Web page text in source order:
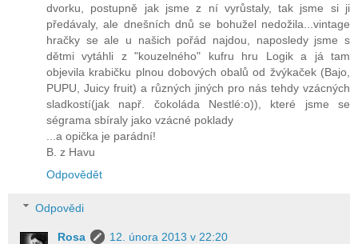
dvorku, postupně jak jsme z ní vyrůstaly, tak jsme si ji
předávaly, ale dnešních dnů se bohužel nedožila...vintage
hračky se ale u našich pořád najdou, naposledy jsme s
dětmi vytáhli z "kouzelného" kufru hru Logik a já tam
objevila krabičku plnou dobových obalů od žvýkaček (Bajo,
PUPU, Juicy fruit) a různých jiných pro nás tehdy vzácných
sladkostí(jak např. čokoláda Nestlé:o)), které jsme se
ségrama sbíraly jako vzácné poklady
...a opička je parádní!
B. z Havu
Odpovědět
Odpovědi
Rosa
12. února 2013 v 22:20